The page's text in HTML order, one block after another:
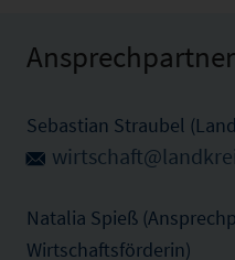
Sebastian Straubel
Natalia Spieß
Wirtschaftsförderin)